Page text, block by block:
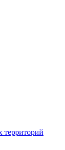
территорий